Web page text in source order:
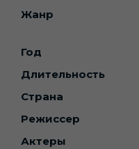
Жанр
Год
Длительность
Страна
Режиссер
Актеры